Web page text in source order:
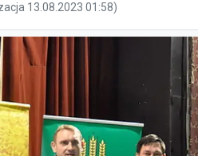
13.08.2023 01:58)